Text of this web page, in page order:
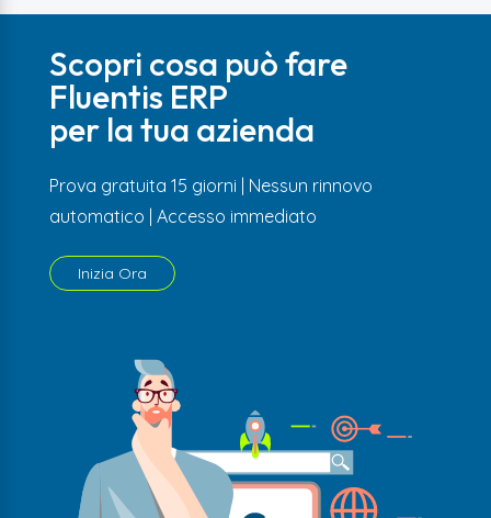
Scopri cosa può fare
Fluentis ERP
per la tua azienda
Prova gratuita 15 giorni | Nessun rinnovo
automatico | Accesso immediato
Inizia Ora